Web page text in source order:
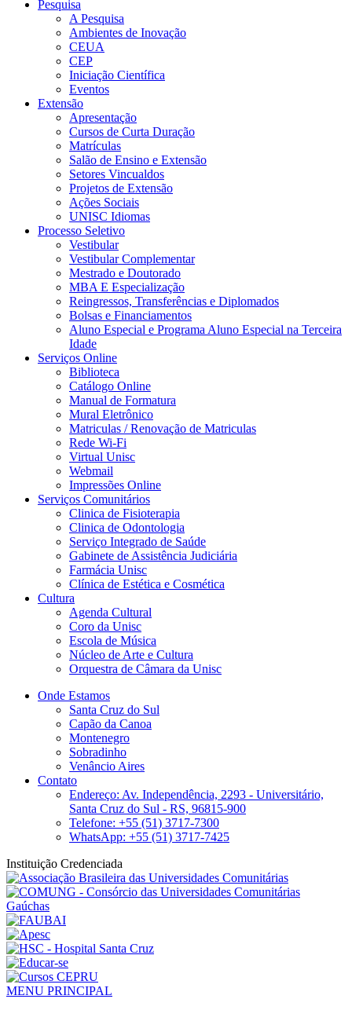
Pesquisa
A Pesquisa
Ambientes de Inovação
CEUA
CEP
Iniciação Científica
Eventos
Extensão
Apresentação
Cursos de Curta Duração
Matrículas
Salão de Ensino e Extensão
Setores Vincualdos
Projetos de Extensão
Ações Sociais
UNISC Idiomas
Processo Seletivo
Vestibular
Vestibular Complementar
Mestrado e Doutorado
MBA E Especialização
Reingressos, Transferências e Diplomados
Bolsas e Financiamentos
Aluno Especial e Programa Aluno Especial na Terceira
Idade
Serviços Online
Biblioteca
Catálogo Online
Manual de Formatura
Mural Eletrônico
Matriculas / Renovação de Matriculas
Rede Wi-Fi
Virtual Unisc
Webmail
Impressões Online
Serviços Comunitários
Clinica de Fisioterapia
Clinica de Odontologia
Serviço Integrado de Saúde
Gabinete de Assistência Judiciária
Farmácia Unisc
Clínica de Estética e Cosmética
Cultura
Agenda Cultural
Coro da Unisc
Escola de Música
Núcleo de Arte e Cultura
Orquestra de Câmara da Unisc
Onde Estamos
Santa Cruz do Sul
Capão da Canoa
Montenegro
Sobradinho
Venâncio Aires
Contato
Endereço: Av. Independência, 2293 - Universitário,
Santa Cruz do Sul - RS, 96815-900
Telefone: +55 (51) 3717-7300
WhatsApp: +55 (51) 3717-7425
Instituição Credenciada
MENU PRINCIPAL